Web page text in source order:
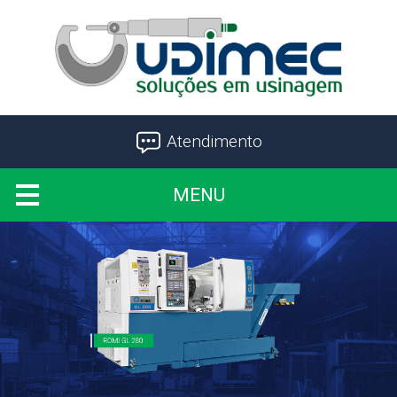
Atendimento
MENU